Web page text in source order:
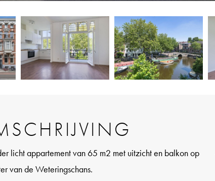
licht appartement van 65 m2 met uitzicht en balkon op
van de Weteringschans.